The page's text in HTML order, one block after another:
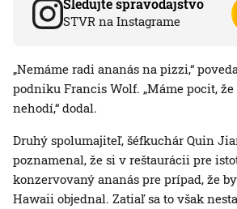
Sledujte spravodajstvo
STVR na Instagrame
„Nemáme radi ananás na pizzi,“
podniku Francis Wolf. „Máme pocit,
nehodí,“ dodal.
Druhý spolumajiteľ, šéfkuchár Quin
poznamenal, že si v reštaurácii pre
konzervovaný ananás pre prípad, že
Hawaii objednal. Zatiaľ sa to však